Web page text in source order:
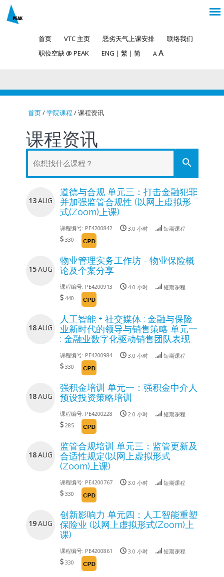
首页 VTC 主页 恶劣天气上课安排
联络我们
职位空缺 @ PEAK
ENG | 繁 | 简 A A
You are here
首页/学院课程 / 课程资讯
课程资讯
search
13AUG
道德与合规 单元三：打击金融犯罪
并加强监管合规性 (以网上虚拟形
式(Zoom)上课)
课程编号: PE4200842 3.0 小时
短期课程
330
15AUG
物业管理实务工作坊 - 物业保险概
论及个案分享
课程编号: PE4200913 4.0 小时
短期课程
440
18AUG
人工智能 + 社交媒体 : 金融与保险
业新时代的领导与销售策略 单元一
: 金融业数字化驱动销售团队表现
课程编号: PE4200984 3.0 小时
短期课程
330
18AUG
强积金培训 单元一：强积金中介人
预设投资策略培训
课程编号: PE4200228 2.0 小时
短期课程
285
18AUG
监管合规培训 单元三：监管更新及
合适性规定(以网上虚拟形式
(Zoom)上课)
课程编号: PE4200767 3.0 小时
短期课程
330
19AUG
创新影响力 单元四：人工智能重塑
保险业 (以网上虚拟形式(Zoom)上
课)
课程编号: PE4200861 3.0 小时
短期课程
330